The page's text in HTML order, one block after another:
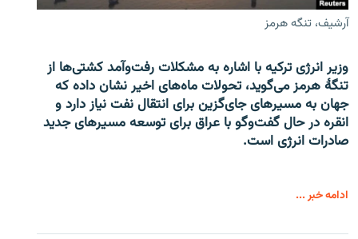
آرشیف، تنگه هرمز
وزیر انرژی ترکیه با اشاره به مشکلات رفت‌وآمد کشتی‌ها از
تنگۀ هرمز می‌گوید، تحولات ماه‌های اخیر نشان داده که
جهان به مسیرهای جای‌گزین برای انتقال نفت نیاز دارد و
انقره در حال گفت‌وگو با عراق برای توسعه مسیرهای جدید
صادرات انرژی است.
ادامه خبر ...